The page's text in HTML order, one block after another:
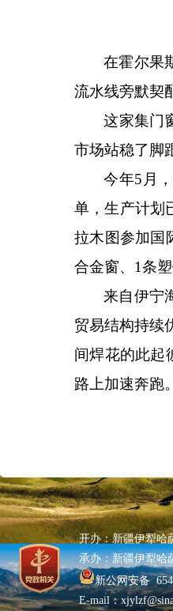
在霍尔果
流水线旁默契
这家集门
市场站稳了脚
今年5月
单，生产计划
拉木图参加国
合金窗、1条
来自伊宁
贸易结构持续
间焊花的此起
路上加速奔跑。
开办：新疆伊犁哈
承办：新疆伊犁
新公网安备
E-mail：